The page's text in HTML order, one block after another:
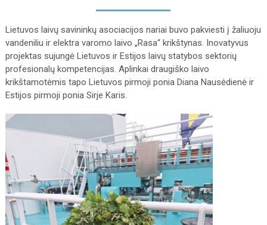
Lietuvos laivų savininkų asociacijos nariai buvo pakviesti į žaliuoju
vandeniliu ir elektra varomo laivo „Rasa“ krikštynas. Inovatyvus
projektas sujungė Lietuvos ir Estijos laivų statybos sektorių
profesionalų kompetencijas. Aplinkai draugiško laivo
krikštamotėmis tapo Lietuvos pirmoji ponia Diana Nausėdienė ir
Estijos pirmoji ponia Sirje Karis.